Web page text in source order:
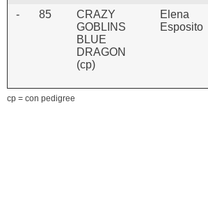
- 85
CRAZY
GOBLINS
BLUE
DRAGON
(cp)
Elena
Esposito
cp = con pedigree